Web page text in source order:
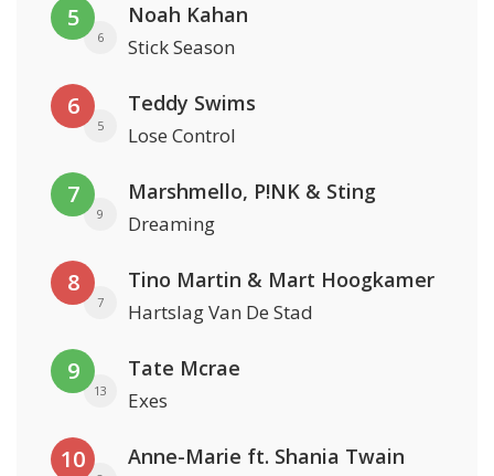
5
6
Noah Kahan
Stick Season
6
5
Teddy Swims
Lose Control
7
9
Marshmello, P!NK & Sting
Dreaming
8
7
Tino Martin & Mart Hoogkamer
Hartslag Van De Stad
9
13
Tate Mcrae
Exes
10 Anne-Marie ft. Shania Twain